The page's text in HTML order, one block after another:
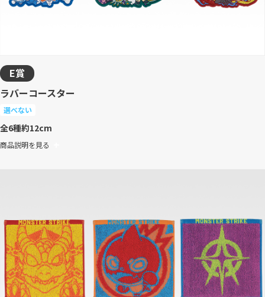
E賞
ラバーコースター
選べない
全6種約12cm
商品説明を見る